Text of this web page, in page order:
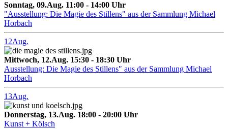
Sonntag, 09.Aug. 11:00 - 14:00 Uhr
"Ausstellung: Die Magie des Stillens" aus der Sammlung Michael
Horbach
12Aug.
Mittwoch, 12.Aug. 15:30 - 18:30 Uhr
Ausstellung: Die Magie des Stillens" aus der Sammlung Michael
Horbach
13Aug.
Donnerstag, 13.Aug. 18:00 - 20:00 Uhr
Kunst + Kölsch